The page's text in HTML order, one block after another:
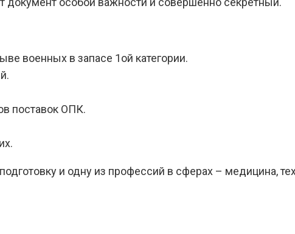
военных в запасе 1ой категории.
поставок ОПК.
и одну из профессий в сферах – медицина,